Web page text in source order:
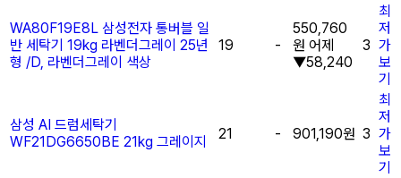
WA80F19E8L 삼성전자 통버블 일
반 세탁기 19kg 라벤더그레이 25년
형 /D, 라벤더그레이 색상
19 -
550,760
원 어제
▼58,240
3
최
저
가
보
기
삼성 AI 드럼세탁기
WF21DG6650BE 21kg 그레이지
21 - 901,190원 3
최
저
가
보
기